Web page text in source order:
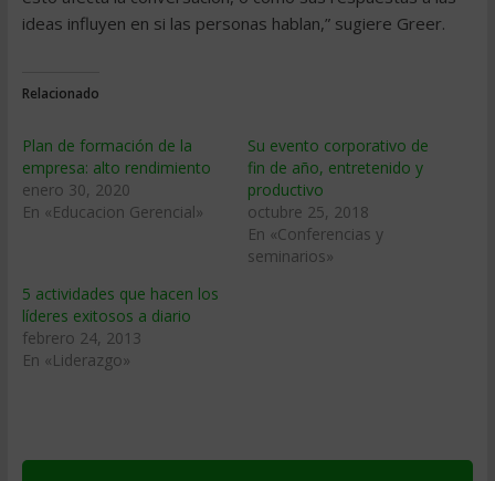
ideas influyen en si las personas hablan,” sugiere Greer.
Relacionado
Plan de formación de la
empresa: alto rendimiento
enero 30, 2020
En «Educacion Gerencial»
Su evento corporativo de
fin de año, entretenido y
productivo
octubre 25, 2018
En «Conferencias y
seminarios»
5 actividades que hacen los
líderes exitosos a diario
febrero 24, 2013
En «Liderazgo»